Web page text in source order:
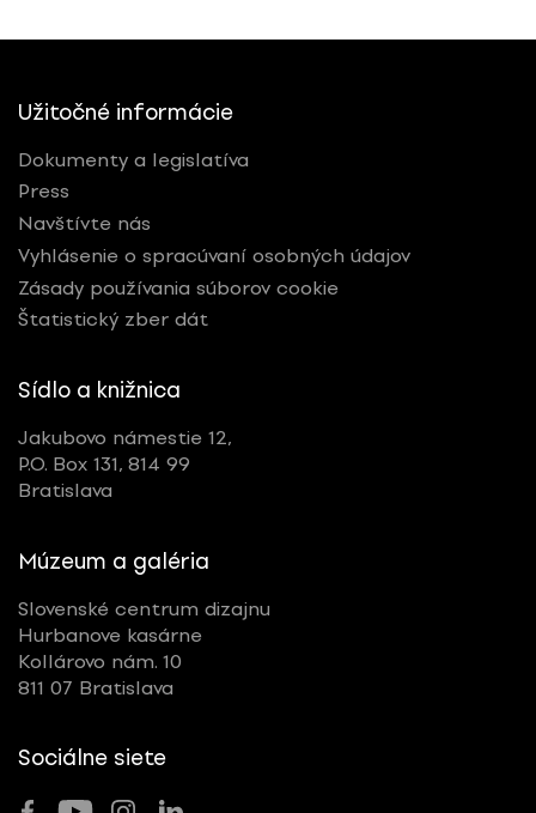
Užitočné informácie
Dokumenty a legislatíva
Press
Navštívte nás
Vyhlásenie o spracúvaní osobných údajov
Zásady používania súborov cookie
Štatistický zber dát
Sídlo a knižnica
Jakubovo námestie 12,
P.O. Box 131, 814 99
Bratislava
Múzeum a galéria
Slovenské centrum dizajnu
Hurbanove kasárne
Kollárovo nám. 10
811 07 Bratislava
Sociálne siete